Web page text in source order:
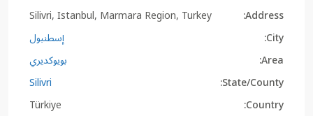
Address:
Silivri, Istanbul, Marmara Region, Turkey
City:
إسطنبول
Area:
بويوكديري
State/County:
Silivri
Country:
Türkiye